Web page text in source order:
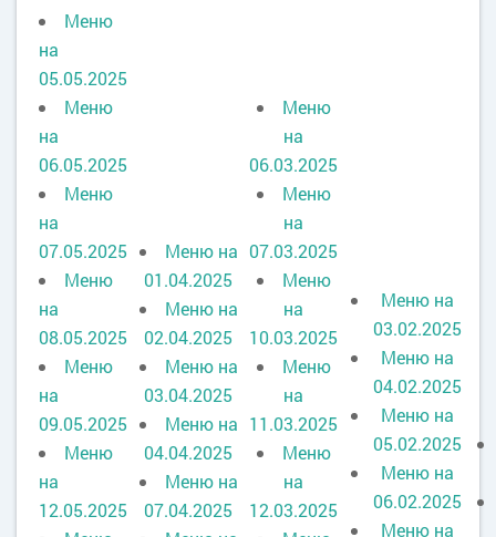
Меню
на
05.05.2025
Меню
на
06.05.2025
Меню
на
07.05.2025
Меню
на
08.05.2025
Меню
на
09.05.2025
Меню
на
12.05.2025
Меню на
01.04.2025
Меню на
02.04.2025
Меню на
03.04.2025
Меню на
04.04.2025
Меню на
07.04.2025
Меню
на
06.03.2025
Меню
на
07.03.2025
Меню
на
10.03.2025
Меню
на
11.03.2025
Меню
на
12.03.2025
Меню на
03.02.2025
Меню на
04.02.2025
Меню на
05.02.2025
Меню на
06.02.2025
Меню на